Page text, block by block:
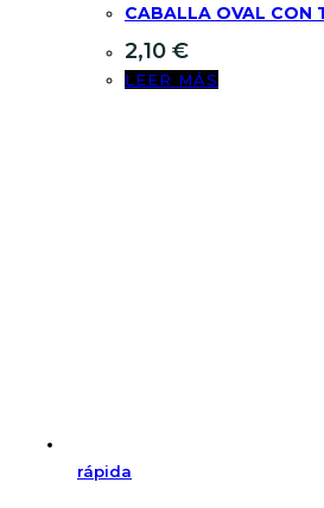
CABALLA OVAL CON
2,10 €
LEER MÁS
rápida